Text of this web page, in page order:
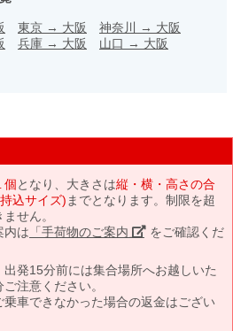
東京 → 大阪 神奈川 → 大阪
兵庫 → 大阪 山口 → 大阪
個となり、大きさは縦・横・高さの合
込サイズ) までとなります。制限を超
せん。
内は 「手荷物のご案内」 をご確認くだ
発15分前には集合場所へお越しいた
注意ください。
車できなかった場合の返金はござい